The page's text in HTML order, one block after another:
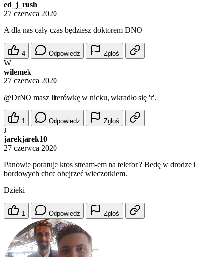
ed_j_rush
27 czerwca 2020
A dla nas cały czas będziesz doktorem DNO
4 Odpowiedz Zgłoś
W
wilemek
27 czerwca 2020
@DrNO masz literówkę w nicku, wkradło się 'r'.
1 Odpowiedz Zgłoś
J
jarekjarek10
27 czerwca 2020
Panowie poratuje ktos stream-em na telefon? Bedę w drodze i
bordowych chce obejrzeć wieczorkiem.
Dzieki
1 Odpowiedz Zgłoś